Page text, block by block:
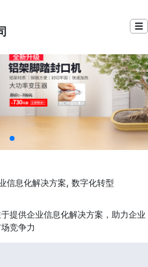
☰
信息化解决方案, 数字化转型
提供企业信息化解决方案，助力企业
竞争力